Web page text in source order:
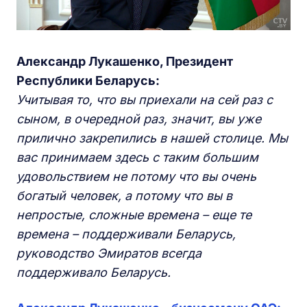
Александр Лукашенко, Президент
Республики Беларусь:
Учитывая то, что вы приехали на сей раз с
сыном, в очередной раз, значит, вы уже
прилично закрепились в нашей столице. Мы
вас принимаем здесь с таким большим
удовольствием не потому что вы очень
богатый человек, а потому что вы в
непростые, сложные времена – еще те
времена – поддерживали Беларусь,
руководство Эмиратов всегда
поддерживало Беларусь.